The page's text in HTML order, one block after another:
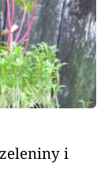
i